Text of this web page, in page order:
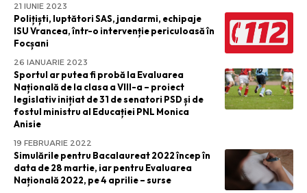
21 IUNIE 2023
Polițiști, luptători SAS, jandarmi, echipaje
ISU Vrancea, într-o intervenție periculoasă în
Focșani
26 IANUARIE 2023
Sportul ar putea fi probă la Evaluarea
Națională de la clasa a VIII-a – proiect
legislativ inițiat de 31 de senatori PSD și de
fostul ministru al Educației PNL Monica
Anisie
19 FEBRUARIE 2022
Simulările pentru Bacalaureat 2022 încep în
data de 28 martie, iar pentru Evaluarea
Națională 2022, pe 4 aprilie – surse